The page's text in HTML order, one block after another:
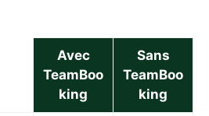
Avec
TeamBoo
king
Sans
TeamBoo
king